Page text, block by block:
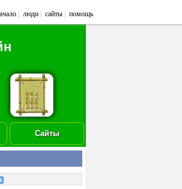
люди сайты помощь
Сайты